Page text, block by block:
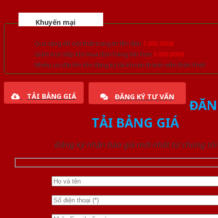
Khuyến mại
Quà tặng đồ nội thất trang trí lên đến 1.000.000đ
Giảm trực tiếp khi mua đơn hàng lớn hơn 3.000.000đ
Nhiều ưu đãi lớn khi đăng ký tài khoản thành viên thân thiết
TẢI BẢNG GIÁ ĐĂNG KÝ TƯ VẤN
TẢI BẢNG GIÁ
Đăng ký nhận báo giá mới nhất từ chúng tôi